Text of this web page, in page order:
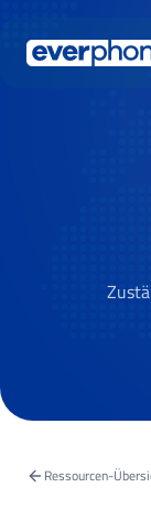
Ressourcen-